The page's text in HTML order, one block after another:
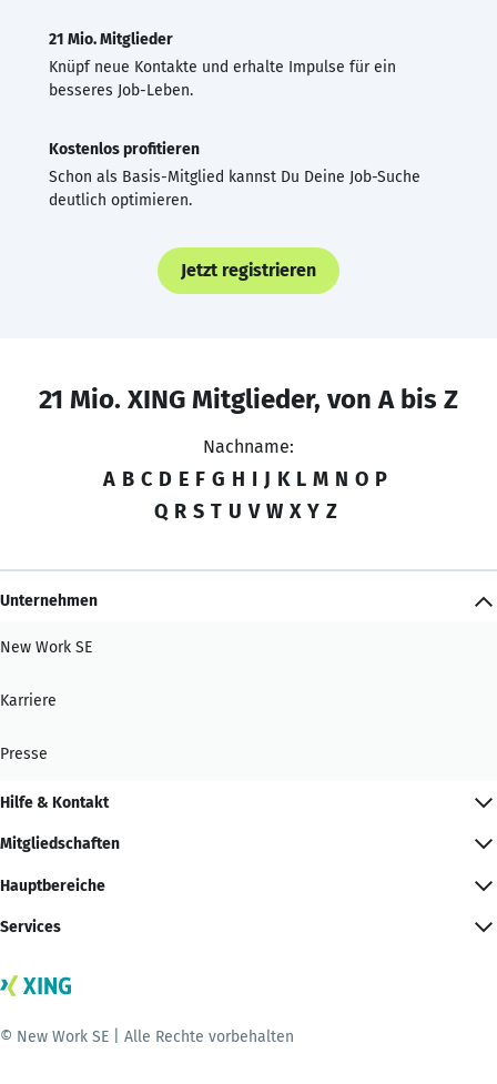
21 Mio. Mitglieder
Knüpf neue Kontakte und erhalte Impulse für ein
besseres Job-Leben.
Kostenlos profitieren
Schon als Basis-Mitglied kannst Du Deine Job-Suche
deutlich optimieren.
Jetzt registrieren
21 Mio. XING Mitglieder, von A bis Z
Nachname:
A B C D E F G H I J K L M N O P
Q R S T U V W X Y Z
Unternehmen
New Work SE
Karriere
Presse
Hilfe & Kontakt
Mitgliedschaften
Hauptbereiche
Services
© New Work SE | Alle Rechte vorbehalten